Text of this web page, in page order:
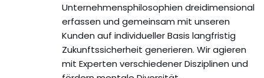
Unternehmensphilosophien dreidimensional
erfassen und gemeinsam mit unseren
Kunden auf individueller Basis langfristig
Zukunftssicherheit generieren. Wir agieren
mit Experten verschiedener Disziplinen und